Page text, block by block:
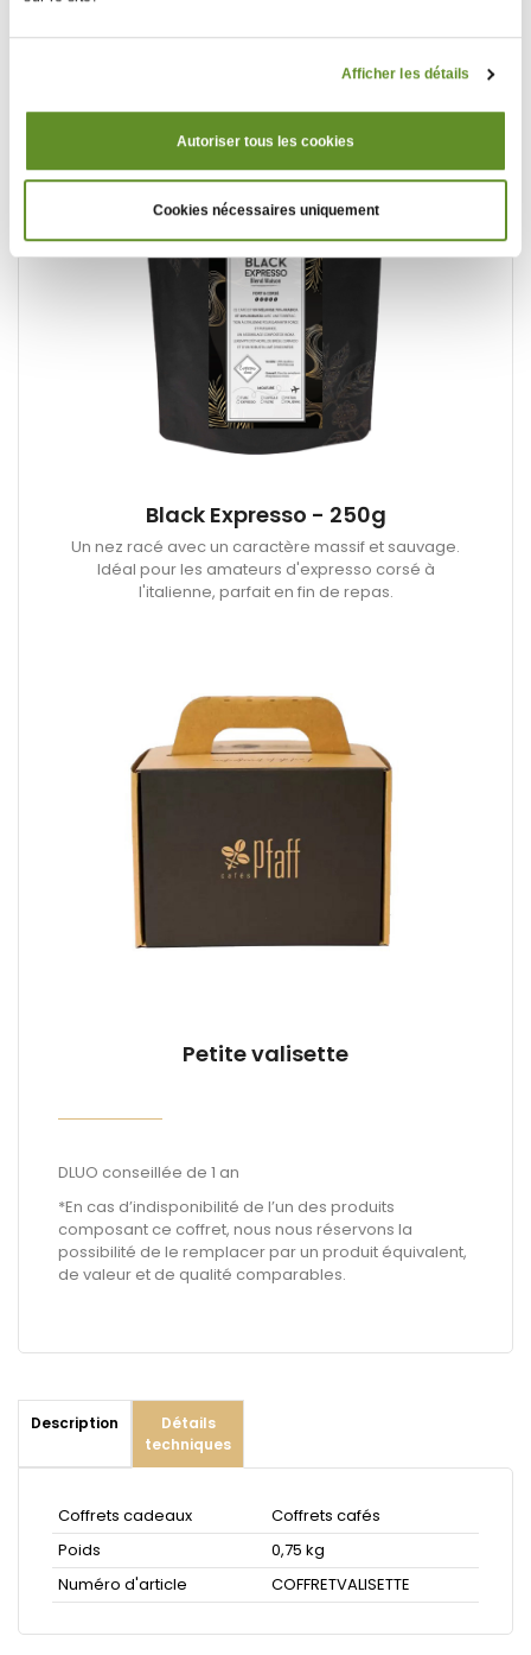
Afficher les détails
Autoriser tous les cookies
Cookies nécessaires uniquement
Boisé et épicé, ce café représente la puissance et la
Black Expresso - 250g
Un nez racé avec un caractère massif et sauvage.
Idéal pour les amateurs d'expresso corsé à
l'italienne, parfait en fin de repas.
Petite valisette
DLUO conseillée de 1 an
*En cas d’indisponibilité de l’un des produits
composant ce coffret, nous nous réservons la
possibilité de le remplacer par un produit équivalent,
de valeur et de qualité comparables.
Description
Détails
techniques
Coffrets cadeaux
Coffrets cafés
Poids
0,75 kg
Numéro d'article
COFFRETVALISETTE